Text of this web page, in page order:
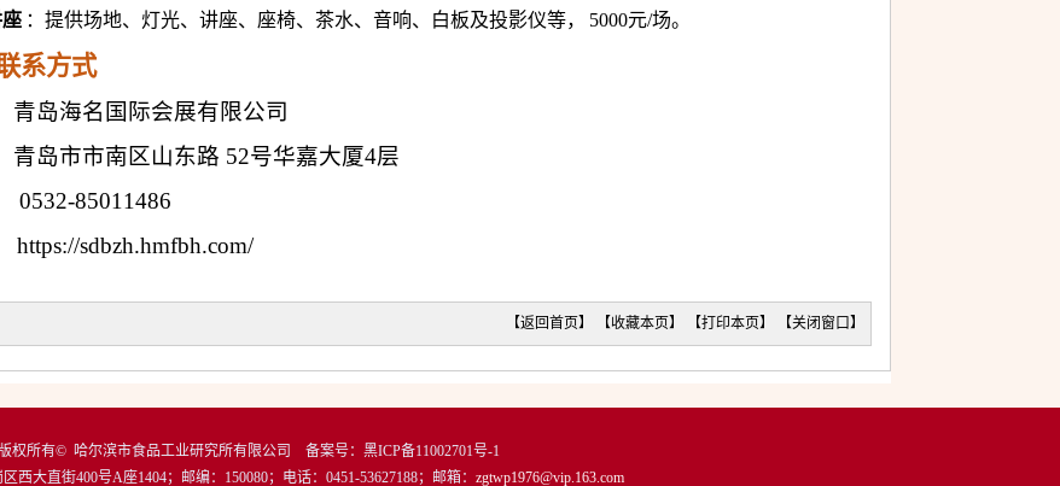
：提供场地、灯光、讲座、座椅、茶水、音响、白板及投影仪等， 5000元/场。
系方式
青岛海名国际会展有限公司
青岛市市南区山东路 52号华嘉大厦4层
0532-85011486
https://sdbzh.hmfbh.com/
【返回首页】 【收藏本页】 【打印本页】 【关闭窗口】
权所有© 哈尔滨市食品工业研究所有限公司 备案号：黑ICP备11002701号-1
西大直街400号A座1404；邮编： 150080；电话：0451-53627188；邮箱： zgtwp1976@vip.163.com